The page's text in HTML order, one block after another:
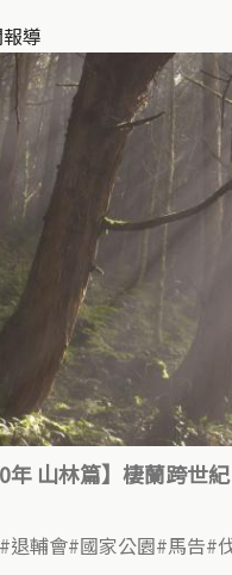
k o
k
導
年 山林篇】棲蘭跨世
退輔會 國家公園 馬告